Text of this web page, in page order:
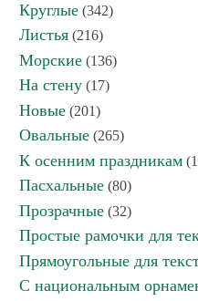
Круглые (342)
Листья (216)
Морские (136)
На стену (17)
Новые (201)
Овальные (265)
К осенним праздникам
Пасхальные (80)
Прозрачные (32)
Простые рамочки для
Прямоугольные для
С национальным